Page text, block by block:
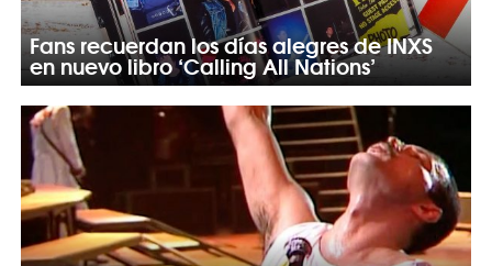
Fans recuerdan los días alegres de INXS
en nuevo libro ‘Calling All Nations’